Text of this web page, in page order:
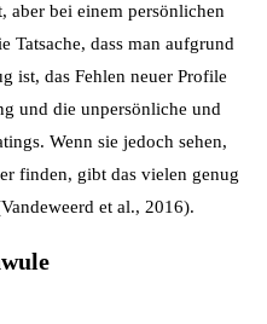
aber bei einem persönlichen
Tatsache, dass man aufgrund
ist, das Fehlen neuer Profile
und die unpersönliche und
Wenn sie jedoch sehen,
finden, gibt das vielen genug
et al., 2016).